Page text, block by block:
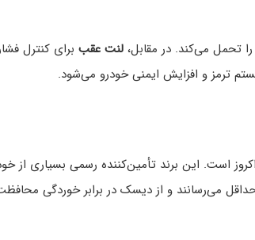
تحمل می‌کند. در مقابل،لنت عقب برای کنترل
است. این برند تأمین‌کننده رسمی بسیاری از